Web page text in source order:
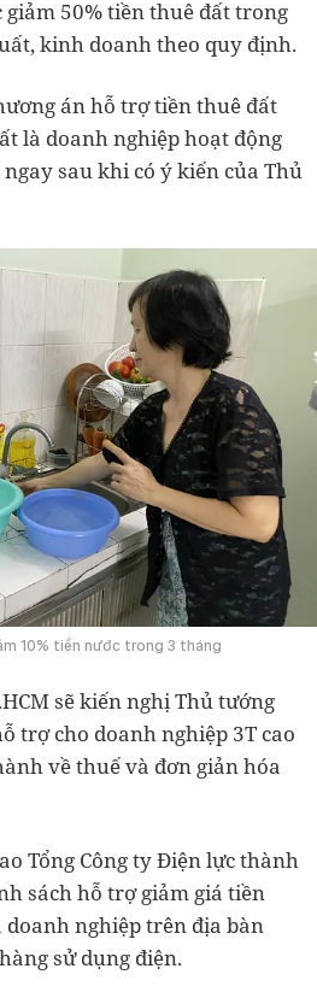
giảm 50% tiền thuê đất trong
kinh doanh theo quy định.
án hỗ trợ tiền thuê đất
là doanh nghiệp hoạt động
sau khi có ý kiến của Thủ
10% tiền nước trong 3 tháng
sẽ kiến nghị Thủ tướng
trợ cho doanh nghiệp 3T cao
về thuế và đơn giản hóa
Tổng Công ty Điện lực thành
sách hỗ trợ giảm giá tiền
doanh nghiệp trên địa bàn
sử dụng điện.